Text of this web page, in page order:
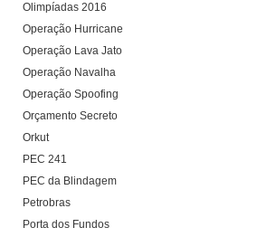
Olimpíadas 2016
Operação Hurricane
Operação Lava Jato
Operação Navalha
Operação Spoofing
Orçamento Secreto
Orkut
PEC 241
PEC da Blindagem
Petrobras
Porta dos Fundos